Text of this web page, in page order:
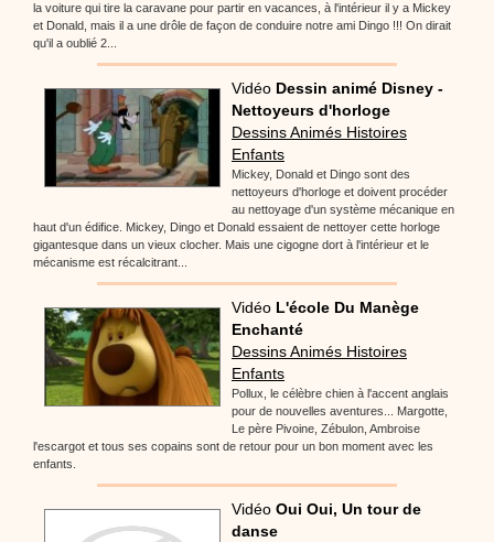
la voiture qui tire la caravane pour partir en vacances, à l'intérieur il y a Mickey
et Donald, mais il a une drôle de façon de conduire notre ami Dingo !!! On dirait
qu'il a oublié 2...
Vidéo Dessin animé Disney -
Nettoyeurs d'horloge
Dessins Animés Histoires
Enfants
Mickey, Donald et Dingo sont des
nettoyeurs d'horloge et doivent procéder
au nettoyage d'un système mécanique en
haut d'un édifice. Mickey, Dingo et Donald essaient de nettoyer cette horloge
gigantesque dans un vieux clocher. Mais une cigogne dort à l'intérieur et le
mécanisme est récalcitrant...
Vidéo L'école Du Manège
Enchanté
Dessins Animés Histoires
Enfants
Pollux, le célèbre chien à l'accent anglais
pour de nouvelles aventures... Margotte,
Le père Pivoine, Zébulon, Ambroise
l'escargot et tous ses copains sont de retour pour un bon moment avec les
enfants.
Vidéo Oui Oui, Un tour de
danse